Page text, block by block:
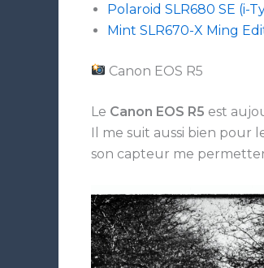
Polaroid SLR680 SE (i-
Mint SLR670-X Ming
Canon EOS R5
Le Canon EOS R5 est
Il me suit aussi bien pour
son capteur me